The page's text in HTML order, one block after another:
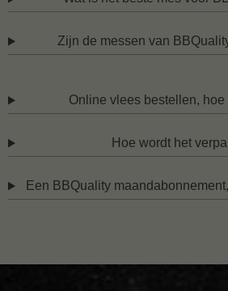
Zijn de messen van
Online vlees bestellen, hoe
Hoe wordt het
Een BBQuality